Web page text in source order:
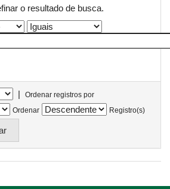
o resultado de busca.
|
Ordenar registros por
Ordenar
Registro(s)